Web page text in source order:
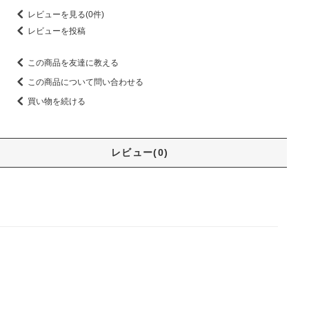
レビューを見る(0件)
レビューを投稿
この商品を友達に教える
この商品について問い合わせる
買い物を続ける
レビュー(0)